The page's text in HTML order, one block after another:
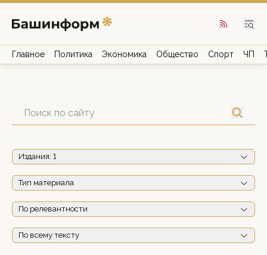
Главное Политика Экономика Общество Спорт ЧП
Издания: 1
Тип материала
По релевантности
По всему тексту